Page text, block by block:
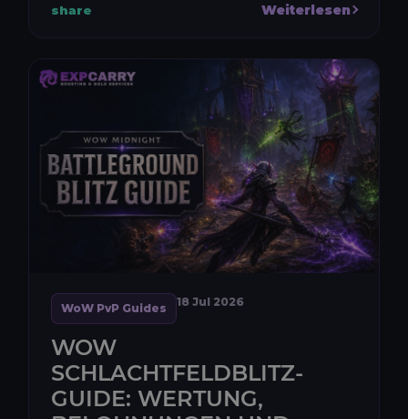
Gladiator-Tabard und den Venomous...
share Weiterlesen
WoW PvP Guides 18 Jul 2026
WOW
SCHLACHTFELDBLITZ-
GUIDE: WERTUNG,